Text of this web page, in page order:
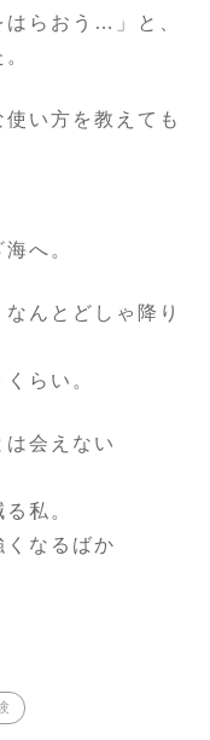
はらおう…」と、
い方を教えても
へ。
んとどしゃ降り
らい。
は会えない
私。
なるばか